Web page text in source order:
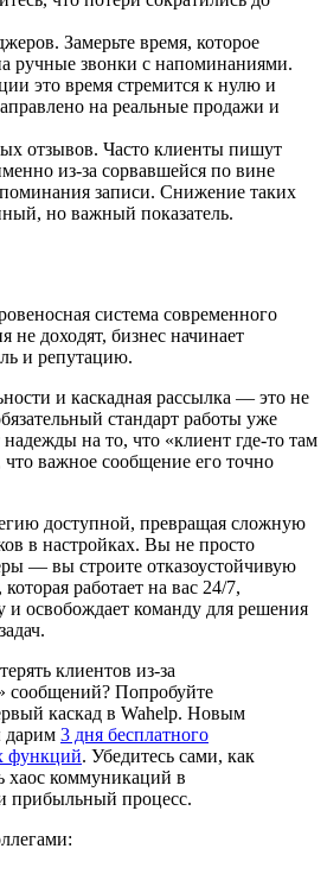
Замерьте время, которое
ручные звонки с напоминаниями.
это время стремится к нулю и
на реальные продажи и
отзывов. Часто клиенты пишут
из-за сорвавшейся по вине
записи. Снижение таких
но важный показатель.
система современного
не доходят, бизнес начинает
и репутацию.
и каскадная рассылка — это не
стандарт работы уже
на то, что «клиент где-то там
что важное сообщение его точно
доступной, превращая сложную
в настройках. Вы не просто
— вы строите отказоустойчивую
работает на вас 24/7,
освобождает команду для решения
клиентов из-за
сообщений? Попробуйте
каскад в Wahelp. Новым
дарим 3 дня бесплатного
функций. Убедитесь сами, как
хаос коммуникаций в
прибыльный процесс.